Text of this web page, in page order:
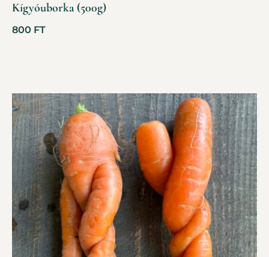
Kígyóuborka (500g)
800 FT